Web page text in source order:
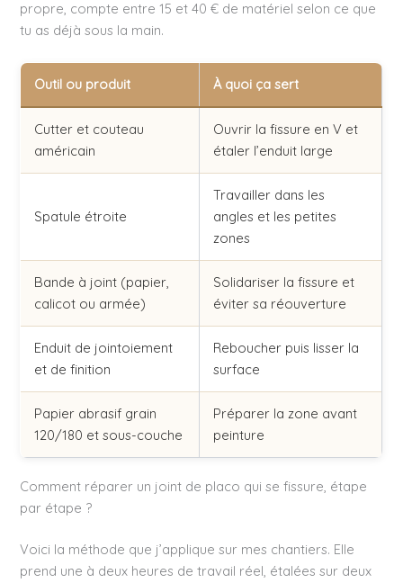
propre, compte entre 15 et 40 € de matériel selon ce que
tu as déjà sous la main.
Outil ou produit À quoi ça sert
Cutter et couteau
américain
Ouvrir la fissure en V et
étaler l’enduit large
Spatule étroite
Travailler dans les
angles et les petites
zones
Bande à joint (papier,
calicot ou armée)
Solidariser la fissure et
éviter sa réouverture
Enduit de jointoiement
et de finition
Reboucher puis lisser la
surface
Papier abrasif grain
120/180 et sous-couche
Préparer la zone avant
peinture
Comment réparer un joint de placo qui se fissure, étape
par étape ?
Voici la méthode que j’applique sur mes chantiers. Elle
prend une à deux heures de travail réel, étalées sur deux